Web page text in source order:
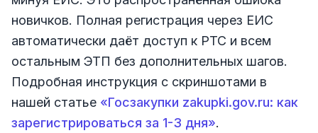
новичков. Полная регистрация через ЕИС
автоматически даёт доступ к РТС и всем
остальным ЭТП без дополнительных шагов.
Подробная инструкция с скриншотами в
нашей статье «Госзакупки zakupki.gov.ru: как
зарегистрироваться за 1-3 дня».